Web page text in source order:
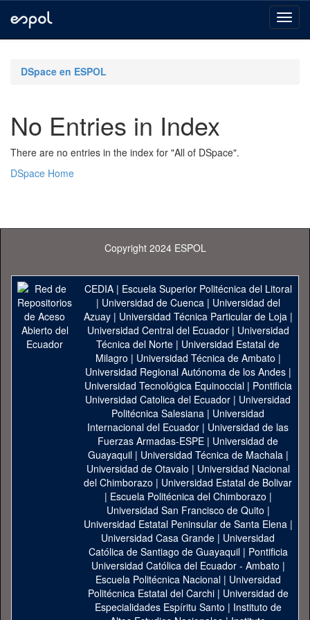
navigationDSpace en ESPOL
No Entries in Index
There are no entries in the index for "All of DSpace".
DSpace Home
Copyright 2024 ESPOL
CEDIA| Escuela Superior Politécnica del Litoral
| Universidad de Cuenca| Universidad del
Azuay| Universidad Técnica Particular de Loja|
Universidad Central del Ecuador| Universidad
Técnica del Norte | Universidad Estatal de
Milagro | Universidad Técnica de Ambato |
Universidad Regional Autónoma de los Andes|
Universidad Tecnológica Equinoccial| Pontificia
Universidad Catolica del Ecuador | Universidad
Politécnica Salesiana | Universidad
Internacional del Ecuador | Universidad de las
Fuerzas Armadas-ESPE | Universidad de
Guayaquil| Universidad Técnica de Machala|
Universidad de Otavalo | Universidad Nacional
del Chimborazo | Universidad Estatal de Bolivar
| Escuela Politécnica del Chimborazo |
Universidad San Francisco de Quito |
Universidad Estatal Peninsular de Santa Elena|
Universidad Casa Grande | Universidad
Católica de Santiago de Guayaquil| Pontificia
Universidad Católica del Ecuador - Ambato |
Escuela Politécnica Nacional| Universidad
Politécnica Estatal del Carchi| Universidad de
Especialidades Espíritu Santo | Instituto de